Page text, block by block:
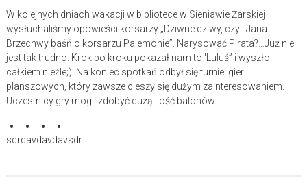
Powiecie
Żarskim.
W kolejnych dniach wakacji w bibliotece w Sieniawie Żarskiej
wysłuchaliśmy opowieści korsarzy „Dziwne dziwy, czyli Jana
Brzechwy baśń o korsarzu Palemonie”. Narysować Pirata?…Już nie
jest tak trudno. Krok po kroku pokazał nam to 'Luluś” i wyszło
całkiem nieźle;). Na koniec spotkań odbył się turniej gier
planszowych, który zawsze cieszy się dużym zainteresowaniem.
Uczestnicy gry mogli zdobyć dużą ilość balonów.
sdrdavdavdavsdr